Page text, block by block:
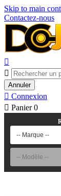
Skip to main
Contactez-nous


Annuler
 Connexion
 Panier 0